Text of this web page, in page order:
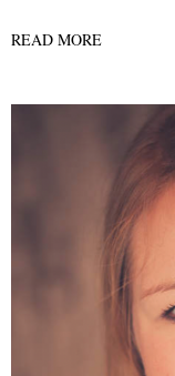
READ MORE